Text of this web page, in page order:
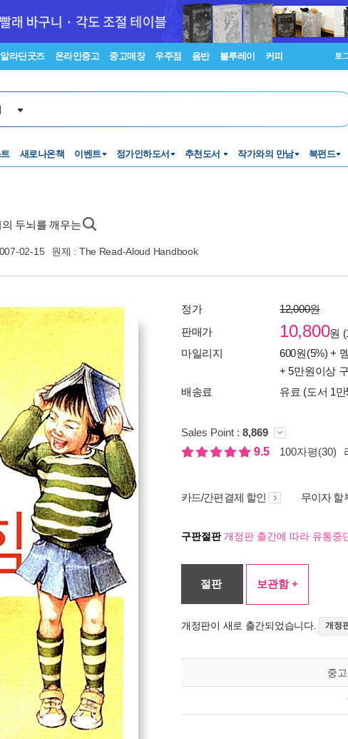
알라딘굿즈 온라인중고 중고매장 우주점 음반 블루레이 커피 로
새로나온책 이벤트 정가인하도서 추천도서 작가와의 만남 북펀드
두뇌를 깨우는
02-15 원제 : The Read-Aloud Handbook
정가
12,000원
판매가
10,800원
마일리지
600원(5%) +
+ 5만원이상
배송료
유료 (도서 1
Sales Point : 8,869
9.5
100자평(30)
카드/간편결제 할인 무이자 할
구판절판개정판 출간에 따라 유통중
절판 보관함 +
개정판이 새로 출간되었습니다. 개정
중